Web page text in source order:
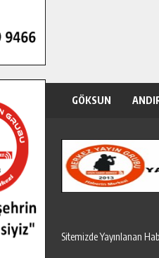
GÖKSUN
Sitemizde Yayınlanan